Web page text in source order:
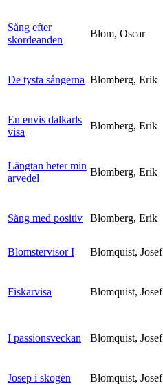
Sång efter
skördeanden
Blom, Oscar
De tysta sångerna Blomberg, Erik
En envis dalkarls
visa
Blomberg, Erik
Längtan heter min
arvedel
Blomberg, Erik
Sång med positiv Blomberg, Erik
Blomstervisor I Blomquist, Josef
Fiskarvisa Blomquist, Josef
I passionsveckan Blomquist, Josef
Josep i skogen Blomquist, Josef